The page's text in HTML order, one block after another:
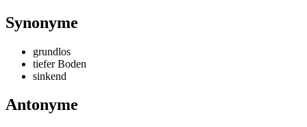
Synonyme
grundlos
tiefer Boden
sinkend
Antonyme